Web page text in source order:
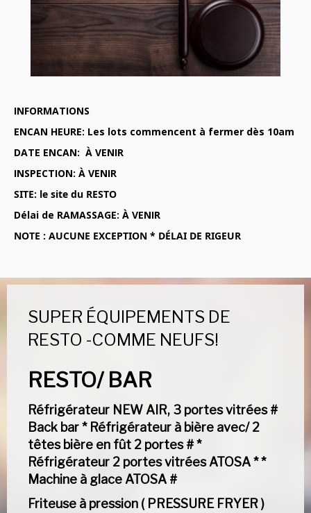
INFORMATIONS
ENCAN HEURE: Les lots commencent à fermer dès 10am
DATE ENCAN: À VENIR
INSPECTION: À VENIR
SITE: le site du RESTO
Délai de RAMASSAGE: À VENIR
NOTE : AUCUNE EXCEPTION * DÉLAI DE RIGEUR
SUPER ÉQUIPEMENTS DE
RESTO -COMME NEUFS!
RESTO/ BAR
Réfrigérateur NEW AIR, 3 portes vitrées #
Back bar * Réfrigérateur à bière avec/ 2
têtes bière en fût 2 portes # *
Réfrigérateur 2 portes vitrées ATOSA * *
Machine à glace ATOSA #
Friteuse à pression ( PRESSURE FRYER )